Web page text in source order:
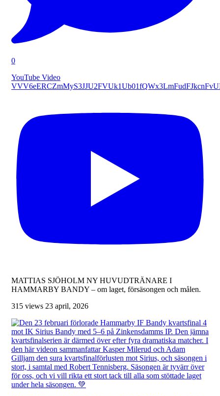
0
YouTube Video
MATTIAS SJÖHOLM NY HUVUDTRÄNARE I
HAMMARBY BANDY – om laget, försäsongen och målen.
315 views 23 april, 2026